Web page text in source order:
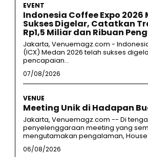
EVENT
Indonesia Coffee Expo 2026
Sukses Digelar, Catatkan
Rp1,5 Miliar dan Ribuan
Jakarta, Venuemagz.com -
(ICX) Medan 2026 telah sukses
pencapaian...
07/08/2026
VENUE
Meeting Unik di Hadapan
Jakarta, Venuemagz.com -- Di
penyelenggaraan meeting yang
mengutamakan pengalaman, House
06/08/2026